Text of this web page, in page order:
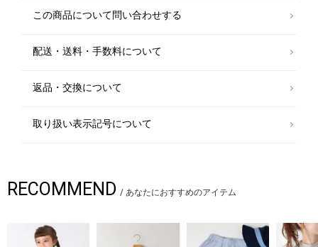
この商品について問い合わせする
配送・送料・手数料について
返品・交換について
取り扱い表示記号について
RECOMMEND / あなたにおすすめのアイテム